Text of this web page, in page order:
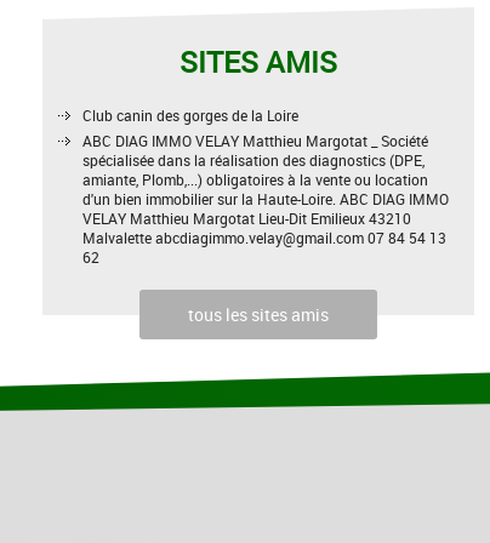
SITES AMIS
Club canin des gorges de la Loire
ABC DIAG IMMO VELAY Matthieu Margotat _ Société
spécialisée dans la réalisation des diagnostics (DPE,
amiante, Plomb,...) obligatoires à la vente ou location
d'un bien immobilier sur la Haute-Loire. ABC DIAG IMMO
VELAY Matthieu Margotat Lieu-Dit Emilieux 43210
Malvalette abcdiagimmo.velay@gmail.com 07 84 54 13
62
tous les sites amis